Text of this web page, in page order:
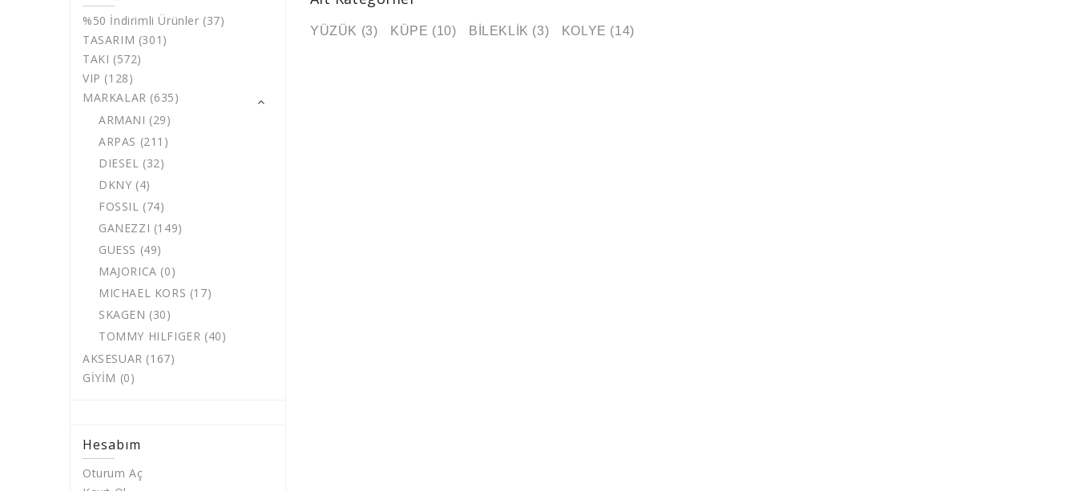
%50 İndirimli Ürünler (37)
TASARIM (301)
TAKI (572)
VIP (128)
MARKALAR (635)
ARMANI (29)
ARPAS (211)
DIESEL (32)
DKNY (4)
FOSSIL (74)
GANEZZI (149)
GUESS (49)
MAJORICA (0)
MICHAEL KORS (17)
SKAGEN (30)
TOMMY HILFIGER (40)
AKSESUAR (167)
GİYİM (0)
Hesabım
Oturum Aç
YÜZÜK (3) KÜPE (10) BİLEKLİK (3) KOLYE (14)